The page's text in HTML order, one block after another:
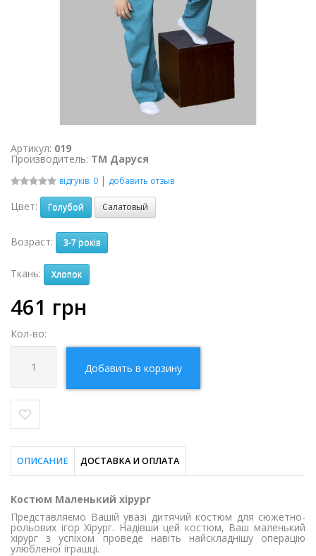
Артикул: 019
Производитель: ТМ Даруся
відгуків: 0 | добавить отзыв
Цвет: Голубой Салатовый
Возраст: 3-7 років
Ткань: Хлопок
461 грн
Кол-во:
Добавить в корзину
ОПИСАНИЕ ДОСТАВКА И ОПЛАТА
Костюм Маленький хірург
Представляємо Вашій увазі дитячий костюм для сюжетно-
рольових ігор Хірург. Надівши цей костюм, Ваш маленький
хірург з успіхом проведе навіть найскладнішу операцію
улюбленої іграшці.